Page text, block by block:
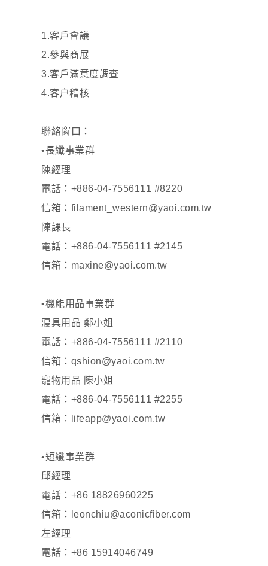
1.客戶會議
2.參與商展
3.客戶滿意度調查
4.客户稽核
聯絡窗口：
•長纖事業群
陳經理
電話：+886-04-7556111 #8220
信箱：filament_western@yaoi.com.tw
陳課長
電話：+886-04-7556111 #2145
信箱：maxine@yaoi.com.tw
•機能用品事業群
寢具用品 鄭小姐
電話：+886-04-7556111 #2110
信箱：qshion@yaoi.com.tw
寵物用品 陳小姐
電話：+886-04-7556111 #2255
信箱：lifeapp@yaoi.com.tw
•短纖事業群
邱經理
電話：+86 18826960225
信箱：leonchiu@aconicfiber.com
左經理
電話：+86 15914046749